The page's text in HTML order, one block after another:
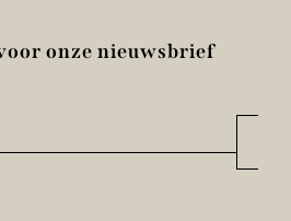
onze nieuwsbrief
mailadres